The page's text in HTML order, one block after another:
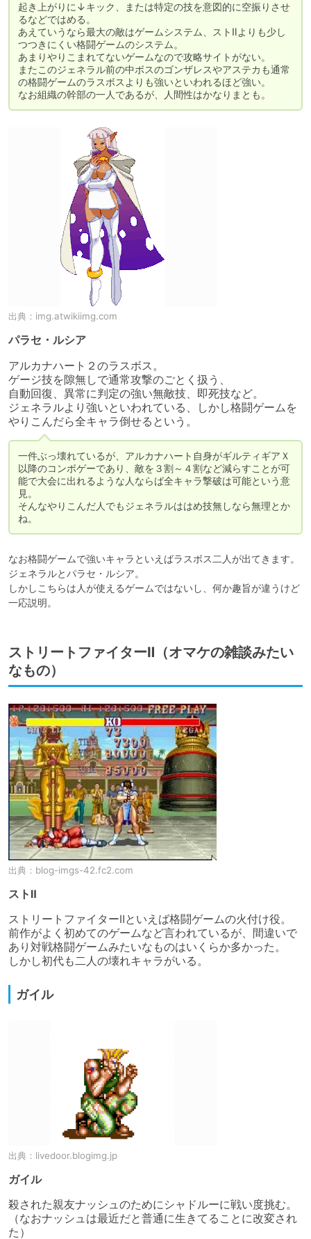
起き上がりに↓キック、または特定の技を意図的に空振りさせ
るなどではめる。
あえていうなら最大の敵はゲームシステム、ストⅡよりも少し
つつきにくい格闘ゲームのシステム。
あまりやりこまれてないゲームなので攻略サイトがない。
またこのジェネラル前の中ボスのゴンザレスやアステカも通常
の格闘ゲームのラスボスよりも強いといわれるほど強い。
なお組織の幹部の一人であるが、人間性はかなりまとも。
出典： img.atwikiimg.com
パラセ・ルシア
アルカナハート２のラスボス。
ゲージ技を隙無しで通常攻撃のごとく扱う、
自動回復、異常に判定の強い無敵技、即死技など。
ジェネラルより強いといわれている、しかし格闘ゲームを
やりこんだら全キャラ倒せるという。
一件ぶっ壊れているが、アルカナハート自身がギルティギアＸ
以降のコンボゲーであり、敵を３割～４割など減らすことが可
能で大会に出れるような人ならば全キャラ撃破は可能という意
見。
そんなやりこんだ人でもジェネラルははめ技無しなら無理とか
ね。
なお格闘ゲームで強いキャラといえばラスボス二人が出てきます。
ジェネラルとパラセ・ルシア。
しかしこちらは人が使えるゲームではないし、何か趣旨が違うけど
一応説明。
ストリートファイターⅡ（オマケの雑談みたい
なもの）
出典： blog-imgs-42.fc2.com
ストⅡ
ストリートファイターⅡといえば格闘ゲームの火付け役。
前作がよく初めてのゲームなど言われているが、間違いで
あり対戦格闘ゲームみたいなものはいくらか多かった。
しかし初代も二人の壊れキャラがいる。
ガイル
出典： livedoor.blogimg.jp
ガイル
殺された親友ナッシュのためにシャドルーに戦い度挑む。
（なおナッシュは最近だと普通に生きてることに改変され
た）